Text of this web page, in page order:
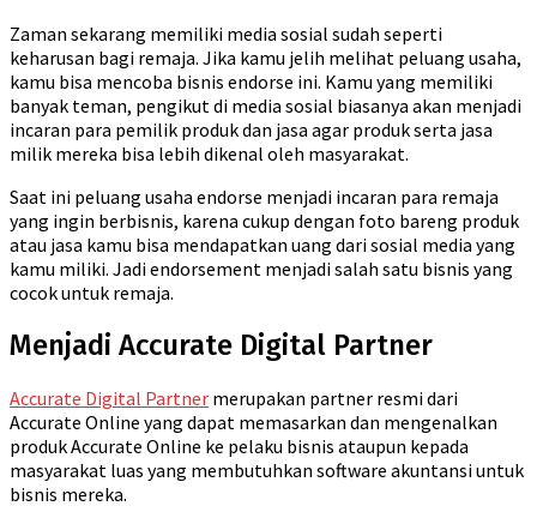
Zaman sekarang memiliki media sosial sudah seperti
keharusan bagi remaja. Jika kamu jelih melihat peluang usaha,
kamu bisa mencoba bisnis endorse ini. Kamu yang memiliki
banyak teman, pengikut di media sosial biasanya akan menjadi
incaran para pemilik produk dan jasa agar produk serta jasa
milik mereka bisa lebih dikenal oleh masyarakat.
Saat ini peluang usaha endorse menjadi incaran para remaja
yang ingin berbisnis, karena cukup dengan foto bareng produk
atau jasa kamu bisa mendapatkan uang dari sosial media yang
kamu miliki. Jadi endorsement menjadi salah satu bisnis yang
cocok untuk remaja.
Menjadi Accurate Digital Partner
Accurate Digital Partner merupakan partner resmi dari
Accurate Online yang dapat memasarkan dan mengenalkan
produk Accurate Online ke pelaku bisnis ataupun kepada
masyarakat luas yang membutuhkan software akuntansi untuk
bisnis mereka.